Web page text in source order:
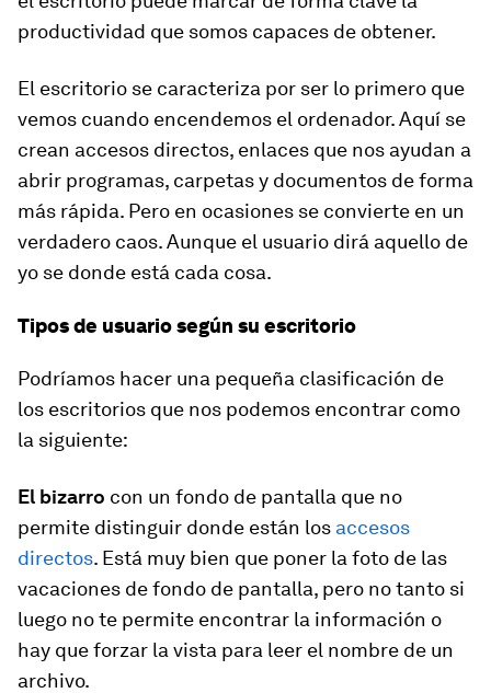
productividad que somos capaces de obtener.
El escritorio se caracteriza por ser lo primero que
vemos cuando encendemos el ordenador. Aquí se
crean accesos directos, enlaces que nos ayudan a
abrir programas, carpetas y documentos de forma
más rápida. Pero en ocasiones se convierte en un
verdadero caos. Aunque el usuario dirá aquello de
yo se donde está cada cosa.
Tipos de usuario según su escritorio
Podríamos hacer una pequeña clasificación de
los escritorios que nos podemos encontrar como
la siguiente:
El bizarro con un fondo de pantalla que no
permite distinguir donde están los accesos
directos. Está muy bien que poner la foto de las
vacaciones de fondo de pantalla, pero no tanto si
luego no te permite encontrar la información o
hay que forzar la vista para leer el nombre de un
archivo.